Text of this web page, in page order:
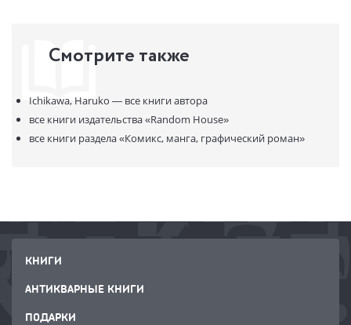
her true self. The story of the two high school princes starts here!
Смотрите также
Ichikawa, Haruko — все книги автора
все книги издательства«Random House»
все книги раздела«Комикс, манга, графический роман»
КНИГИ
АНТИКВАРНЫЕ КНИГИ
ПОДАРКИ